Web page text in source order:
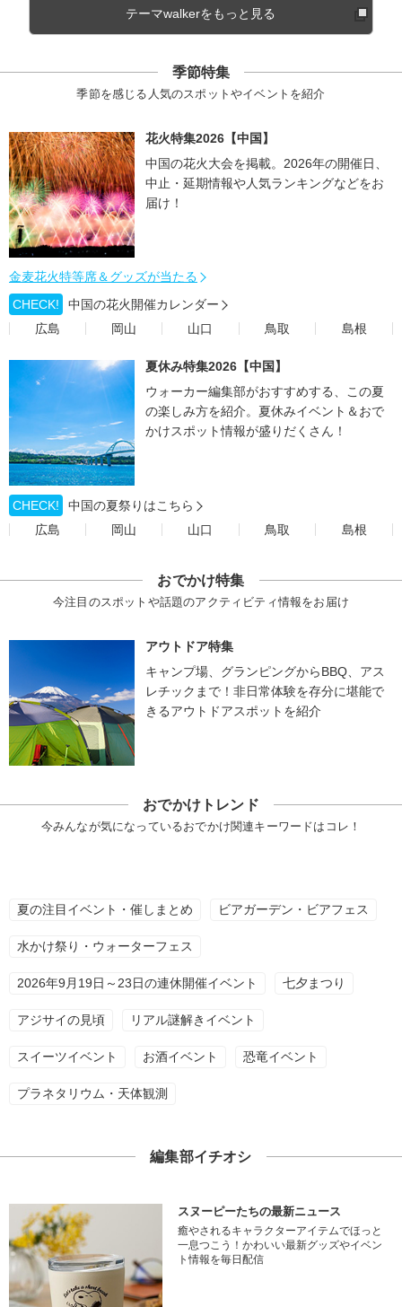
テーマwalkerをもっと見る
季節特集
季節を感じる人気のスポットやイベントを紹介
花火特集2026【中国】
中国の花火大会を掲載。2026年の開催日、
中止・延期情報や人気ランキングなどをお
届け！
金麦花火特等席＆グッズが当たる
CHECK!
中国の花火開催カレンダー
広島
岡山 山口 鳥取 島根
夏休み特集2026【中国】
ウォーカー編集部がおすすめする、この夏
の楽しみ方を紹介。夏休みイベント＆おで
かけスポット情報が盛りだくさん！
CHECK!
中国の夏祭りはこちら
広島
岡山 山口 鳥取 島根
おでかけ特集
今注目のスポットや話題のアクティビティ情報をお届け
アウトドア特集
キャンプ場、グランピングからBBQ、アス
レチックまで！非日常体験を存分に堪能で
きるアウトドアスポットを紹介
おでかけトレンド
今みんなが気になっているおでかけ関連キーワードはコレ！
夏の注目イベント・催しまとめ ビアガーデン・ビアフェス
水かけ祭り・ウォーターフェス
2026年9月19日～23日の連休開催イベント 七夕まつり
アジサイの見頃 リアル謎解きイベント
スイーツイベント お酒イベント 恐竜イベント
プラネタリウム・天体観測
編集部イチオシ
スヌーピーたちの最新ニュース
癒やされるキャラクターアイテムでほっと
一息つこう！かわいい最新グッズやイベン
ト情報を毎日配信